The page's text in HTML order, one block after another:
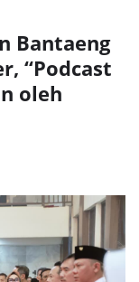
Bantaeng
“Podcast
oleh